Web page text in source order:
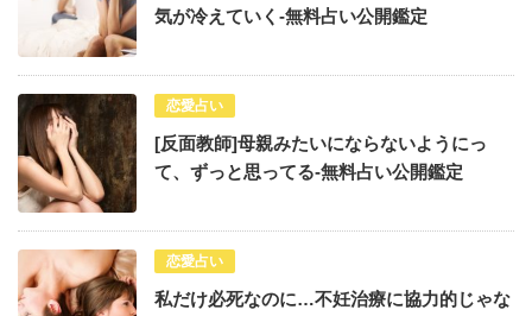
気が冷えていく-無料占い公開鑑定
恋愛占い
[反面教師]母親みたいにならないようにっ
て、ずっと思ってる-無料占い公開鑑定
恋愛占い
私だけ必死なのに…不妊治療に協力的じゃな